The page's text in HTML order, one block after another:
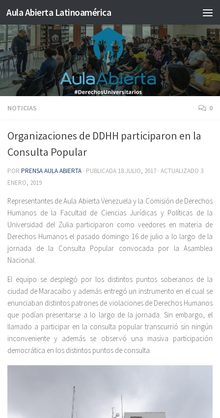
Saltar al contenido
Aula Abierta Latinoamérica
NOTICIAS 0
Organizaciones de DDHH participaron en la
Consulta Popular
POR PRENSA AULA ABIERTA · PUBLICADA 18 JULIO, 2017 · ACTUALIZADO 3
ENERO, 2019
Representantes de Aula Abierta Venezuela y la Comisión de Derechos
Humanos de la Facultad de Ciencias Jurídicas y Políticas de la
Universidad del Zulia participaron como veedores en materia de
Derechos Humanos el pasado domingo 16 de julio a lo largo de la
jornada de la Consulta Popular convocada por la Asamblea
Nacional.
El equipo se desplegó por los distintos puntos soberanos de la
ciudad de Maracaibo y además entregó un instrumento en el cual se
enunciaban distintos patrones de violaciones de Derechos Humanos
que podían presentarse a lo largo de la jornada. Sin embargo, el
llamado a participar en la consulta popular transcurrió sin ningún
inconveniente y además se observó una masiva participación
democrática en los distintos puntos de consulta.